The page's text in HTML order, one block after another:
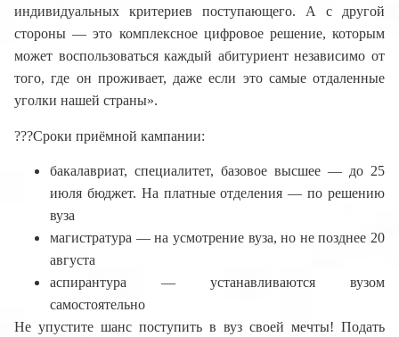
индивидуальных критериев поступающего. А с другой
стороны — это комплексное цифровое решение, которым
может воспользоваться каждый абитуриент независимо от
того, где он проживает, даже если это самые отдаленные
уголки нашей страны».
??‍?Сроки приёмной кампании:
бакалавриат, специалитет, базовое высшее — до 25
июля бюджет. На платные отделения — по решению
вуза
магистратура — на усмотрение вуза, но не позднее 20
августа
аспирантура — устанавливаются вузом
самостоятельно
Не упустите шанс поступить в вуз своей мечты! Подать